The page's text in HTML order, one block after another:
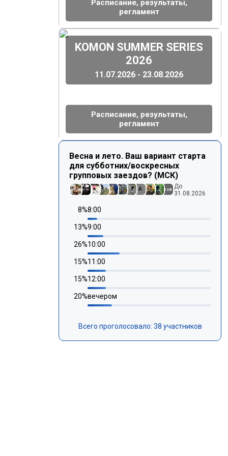
Расписание, результаты,
регламент
(
KOMON SUMMER SERIES
2026
11.07.2026 - 23.08.2026
Расписание, результаты,
регламент
)
Весна и лето. Ваш вариант старта
для субботних/воскресных
групповых заездов? (МСК)
A +28
До
31.08.2026
8%8:00
13%9:00
26%10:00
15%11:00
15%12:00
20%вечером
Всего проголосовало: 38 участников